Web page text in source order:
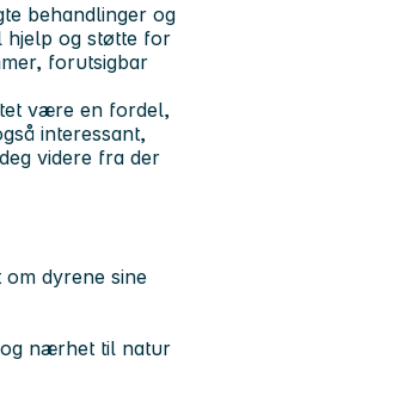
behandlinger og
hjelp og støtte for
forutsigbar
være en fordel,
interessant,
videre fra der
dyrene sine
nærhet til natur